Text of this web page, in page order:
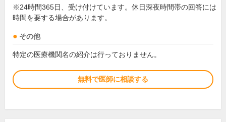
※24時間365日、受け付けています。休日深夜時間帯の回答には
時間を要する場合があります。
その他
特定の医療機関名の紹介は行っておりません。
無料で医師に相談する